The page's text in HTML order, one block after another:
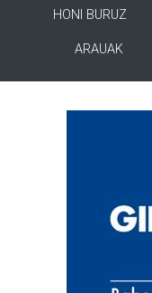
HONI BURUZ
ARAUAK